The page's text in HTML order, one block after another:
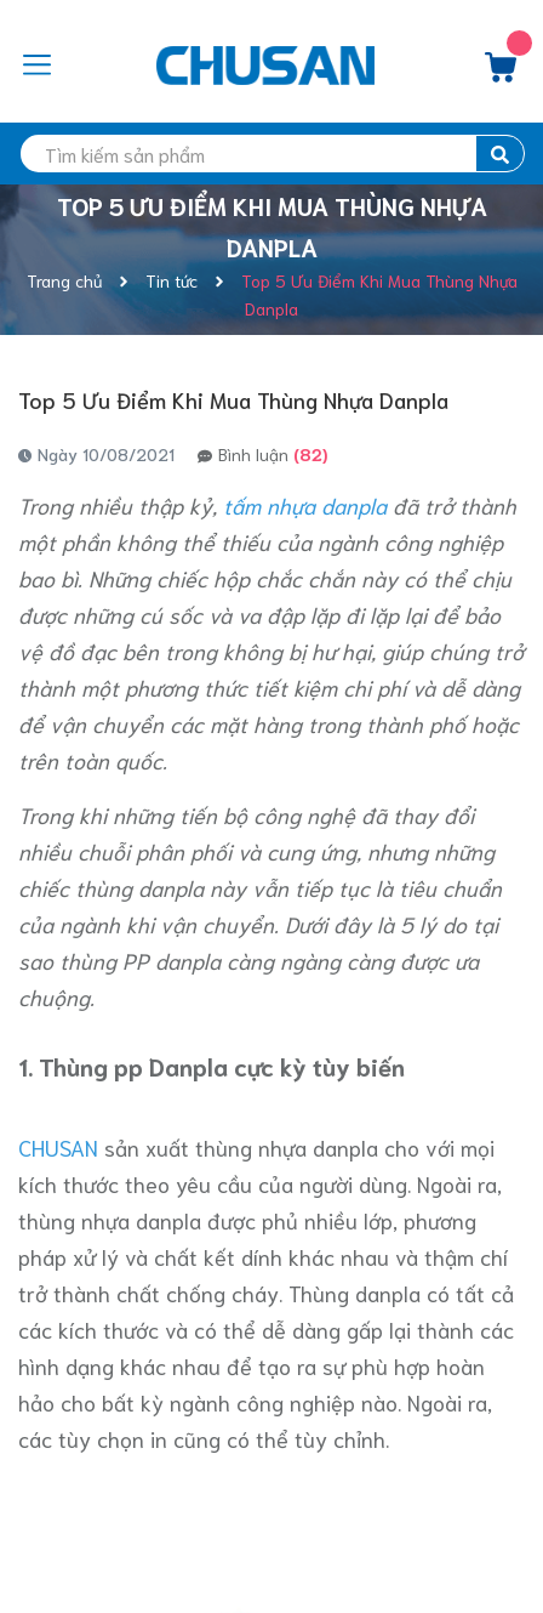
TOP 5 ƯU ĐIỂM KHI MUA THÙNG NHỰA
DANPLA
Trang chủ Tin tức
Top 5 Ưu Điểm Khi Mua Thùng Nhựa
Danpla
Top 5 Ưu Điểm Khi Mua Thùng Nhựa Danpla
Ngày 10/08/2021 Bình luận (82)
Trong nhiều thập kỷ, tấm nhựa danplađã trở thành
một phần không thể thiếu của ngành công nghiệp
bao bì. Những chiếc hộp chắc chắn này có thể chịu
được những cú sốc và va đập lặp đi lặp lại để bảo
vệ đồ đạc bên trong không bị hư hại, giúp chúng trở
thành một phương thức tiết kiệm chi phí và dễ dàng
để vận chuyển các mặt hàng trong thành phố hoặc
trên toàn quốc.
Trong khi những tiến bộ công nghệ đã thay đổi
nhiều chuỗi phân phối và cung ứng, nhưng những
chiếc thùng danpla này vẫn tiếp tục là tiêu chuẩn
của ngành khi vận chuyển. Dưới đây là 5 lý do tại
sao thùng PP danpla càng ngàng càng được ưa
chuộng.
1. Thùng pp Danpla cực kỳ tùy biến
CHUSAN sản xuất thùng nhựa danpla cho với mọi
kích thước theo yêu cầu của người dùng. Ngoài ra,
thùng nhựa danpla được phủ nhiều lớp, phương
pháp xử lý và chất kết dính khác nhau và thậm chí
trở thành chất chống cháy. Thùng danpla có tất cả
các kích thước và có thể dễ dàng gấp lại thành các
hình dạng khác nhau để tạo ra sự phù hợp hoàn
hảo cho bất kỳ ngành công nghiệp nào. Ngoài ra,
các tùy chọn in cũng có thể tùy chỉnh.